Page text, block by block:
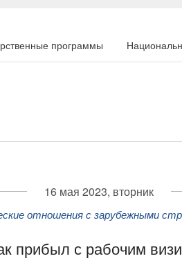
программы
16 мая 2023, вторник
отношения с зарубежными
прибыл с рабочим